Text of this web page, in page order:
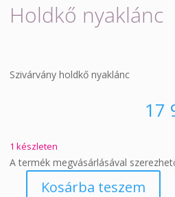
Holdkő nyaklánc
Szivárvány holdkő nyaklánc
17
1 készleten
A termék megvásárlásával
Kosárba teszem